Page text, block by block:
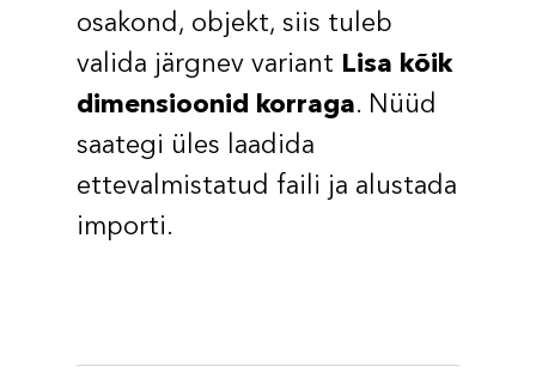
osakond, objekt, siis tuleb
valida järgnev variant Lisa kõik
dimensioonid korraga. Nüüd
saategi üles laadida
ettevalmistatud faili ja alustada
importi.